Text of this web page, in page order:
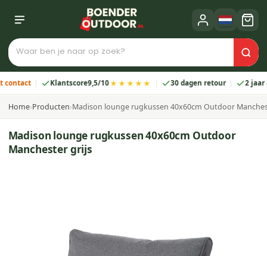
Klantscore9,5/10★★★★★ 30 dagen retour 2 jaar
Home›Producten›Madison lounge rugkussen 40x60cm Outdoor
Madison lounge rugkussen 40x60cm Outdoor
Manchester grijs